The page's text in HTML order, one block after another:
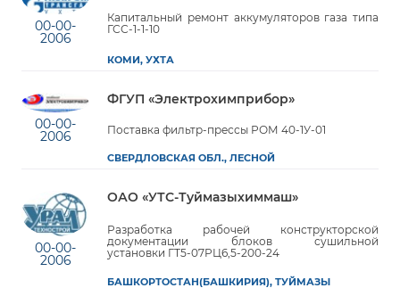
00-00-
2006
Капитальный ремонт аккумуляторов газа типа
ГСС-1-1-10
КОМИ, УХТА
00-00-
2006
ФГУП «Электрохимприбор»
Поставка фильтр-прессы РОМ 40-1У-01
СВЕРДЛОВСКАЯ ОБЛ., ЛЕСНОЙ
00-00-
2006
ОАО «УТС-Туймазыхиммаш»
Разработка рабочей конструкторской
документации блоков сушильной
установки ГТ5-07РЦ6,5-200-24
БАШКОРТОСТАН(БАШКИРИЯ), ТУЙМАЗЫ